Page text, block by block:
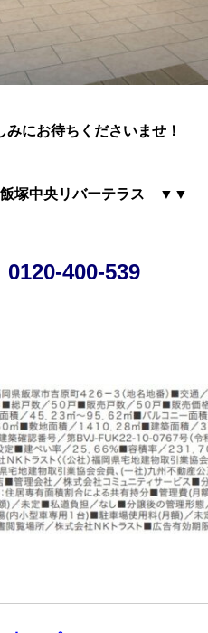
みにお待ちくださいませ！
中央リバーテラス ▼▼
0120-400-539